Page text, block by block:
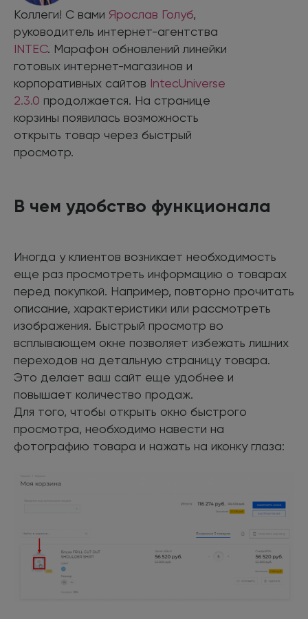
Коллеги! С вами Ярослав Голуб,
руководитель интернет-агентства
INTEC. Марафон обновлений линейки
готовых интернет-магазинов и
корпоративных сайтов IntecUniverse
2.3.0 продолжается. На странице
корзины появилась возможность
открыть товар через быстрый
просмотр.
В чем удобство функционала
Иногда у клиентов возникает необходимость
еще раз просмотреть информацию о товарах
перед покупкой. Например, повторно прочитать
описание, характеристики или рассмотреть
изображения. Быстрый просмотр во
всплывающем окне позволяет избежать лишних
переходов на детальную страницу товара.
Это делает ваш сайт еще удобнее и
повышает количество продаж.
Для того, чтобы открыть окно быстрого
просмотра, необходимо навести на
фотографию товара и нажать на иконку глаза: